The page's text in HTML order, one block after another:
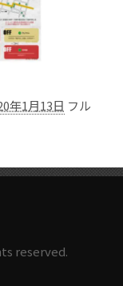
年1月13日 フル
reserved.